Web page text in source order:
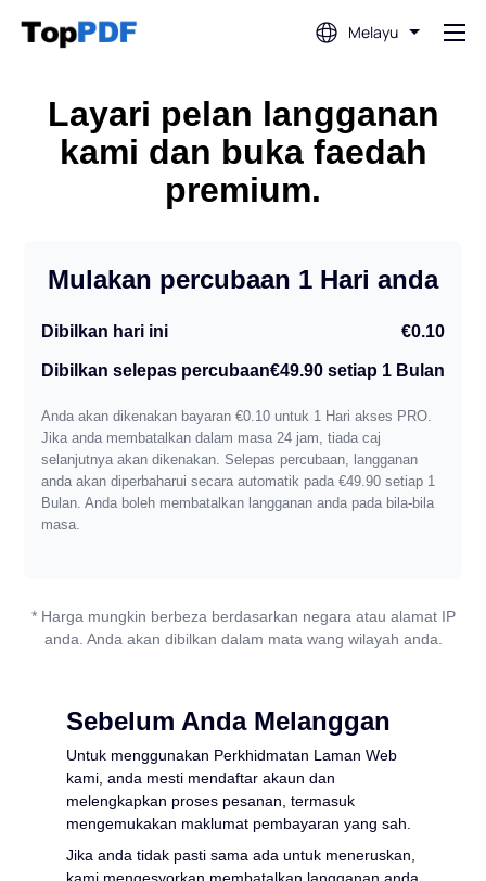
Melayu
Edit PDF
Terjemah PDF
Mampatkan PDF
Tukar Daripada PDF
PDF ke WORD
PDF ke PPT
Tukar Kepada PDF
EXCEL ke PDF
PPT ke PDF
JPG ke PDF
EPUB kepada PDF
EXCEL ke JPG
PPT ke JPG
PDF ke JPG
Log masuk
Layari pelan langganan
kami dan buka faedah
premium.
Mulakan percubaan 1 Hari anda
Dibilkan hari ini €0.10
Dibilkan selepas percubaan€49.90 setiap 1 Bulan
Anda akan dikenakan bayaran €0.10 untuk 1 Hari akses PRO.
Jika anda membatalkan dalam masa 24 jam, tiada caj
selanjutnya akan dikenakan. Selepas percubaan, langganan
anda akan diperbaharui secara automatik pada €49.90 setiap 1
Bulan. Anda boleh membatalkan langganan anda pada bila-bila
masa.
* Harga mungkin berbeza berdasarkan negara atau alamat IP
anda. Anda akan dibilkan dalam mata wang wilayah anda.
Sebelum Anda Melanggan
Untuk menggunakan Perkhidmatan Laman Web
kami, anda mesti mendaftar akaun dan
melengkapkan proses pesanan, termasuk
mengemukakan maklumat pembayaran yang sah.
Jika anda tidak pasti sama ada untuk meneruskan,
kami mengesyorkan membatalkan langganan anda